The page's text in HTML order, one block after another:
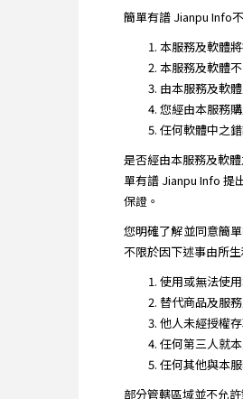
簡單有譜 Jianpu Info
本服務及軟體
本服務及軟體
由本服務及軟
您經由本服務
任何軟體中之
是否經由本服務及軟
單有譜 Jianpu Info 提
保證。
您明確了解並同意簡
不限於因下述事由所
使用或無法使
替代商品及服
他人未經授權
任何第三人就
任何其他與本
部分管轄區域並不允